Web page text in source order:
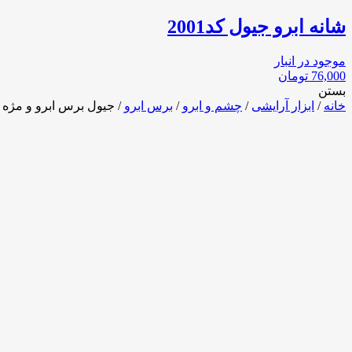
شانه ابرو جیول کد2001
موجود در انبار
76,000 تومان
بستن
خانه / ابزار آرایشی / چشم و ابرو / برس ابرو / جیول برس ابرو و مژه کد